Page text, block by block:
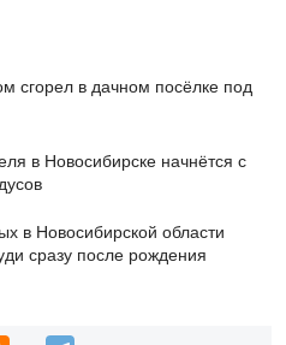
сгорел в дачном посёлке под
в Новосибирске начнётся с
в Новосибирской области
сразу после рождения